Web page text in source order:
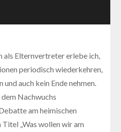
als Elternvertreter erlebe ich,
periodisch wiederkehren,
auch kein Ende nehmen.
Nachwuchs
am heimischen
„Was wollen wir am